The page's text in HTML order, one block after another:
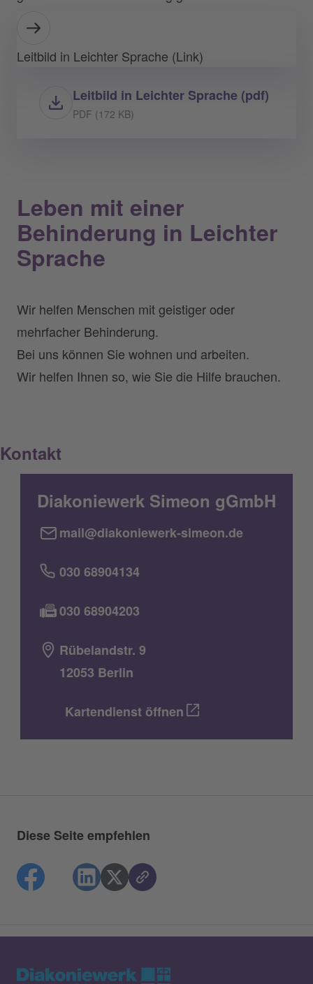
Leitbild in Leichter Sprache (Link)
Leitbild in Leichter Sprache (pdf)
PDF (172 KB)
Leben mit einer
Behinderung in Leichter
Sprache
Wir helfen Menschen mit geistiger oder
mehrfacher Behinderung.
Bei uns können Sie wohnen und arbeiten.
Wir helfen Ihnen so, wie Sie die Hilfe brauchen.
Kontakt
Diakoniewerk Simeon gGmbH
mail@diakoniewerk-simeon.de
030 68904134
030 68904203
Rübelandstr. 9
12053 Berlin
Kartendienst öffnen
Diese Seite empfehlen